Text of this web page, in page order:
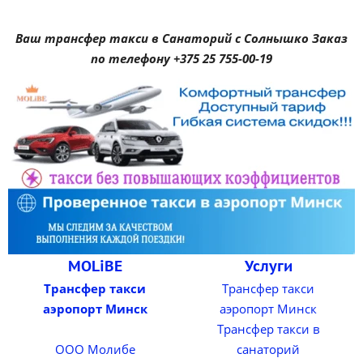
Ваш трансфер такси в Санаторий с Солнышко Заказ
по телефону +375 25 755-00-19
MOLiBE
Трансфер такси
аэропорт Минск
ООО Молибе
Услуги
Трансфер такси
аэропорт Минск
Трансфер такси в
санаторий